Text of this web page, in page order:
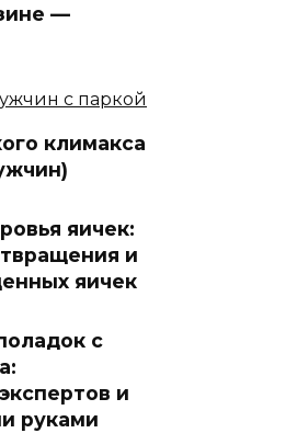
—
климакса
яичек:
и
яичек
с
и
руками